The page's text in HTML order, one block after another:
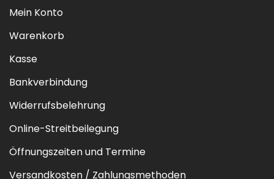
Mein Konto
Warenkorb
Kasse
Bankverbindung
Widerrufsbelehrung
Online-Streitbeilegung
Öffnungszeiten und Termine
Versandkosten / Zahlungsmethoden